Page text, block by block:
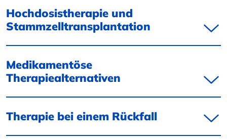
Hochdosistherapie und
Stammzelltransplantation
Medikamentöse
Therapiealternativen
Therapie bei einem Rückfall